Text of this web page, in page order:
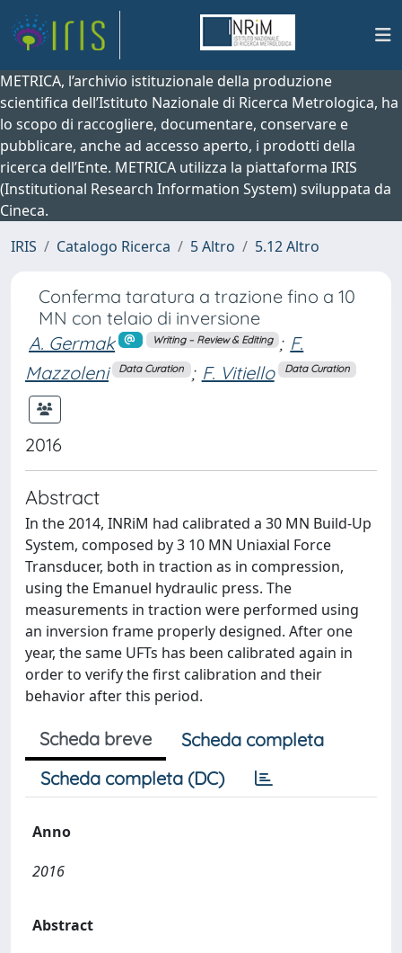
METRICA, l’archivio istituzionale della produzione
scientifica dell’Istituto Nazionale di Ricerca Metrologica, ha
lo scopo di raccogliere, documentare, conservare e
pubblicare, anche ad accesso aperto, i prodotti della
ricerca dell’Ente. METRICA utilizza la piattaforma IRIS
(Institutional Research Information System) sviluppata da
Cineca.
IRIS
Catalogo Ricerca 5 Altro 5.12 Altro
Conferma taratura a trazione fino a 10
MN con telaio di inversione
A. Germak
Writing – Review & Editing ; F.
Mazzoleni
Data Curation ; F. Vitiello Data Curation
2016
Abstract
In the 2014, INRiM had calibrated a 30 MN Build-Up
System, composed by 3 10 MN Uniaxial Force
Transducer, both in traction as in compression,
using the Emanuel hydraulic press. The
measurements in traction were performed using
an inversion frame properly designed. After one
year, the same UFTs has been calibrated again in
order to verify the first calibration and their
behavior after this period.
Scheda breve
Scheda completa
Scheda completa (DC)
Anno
2016
Abstract